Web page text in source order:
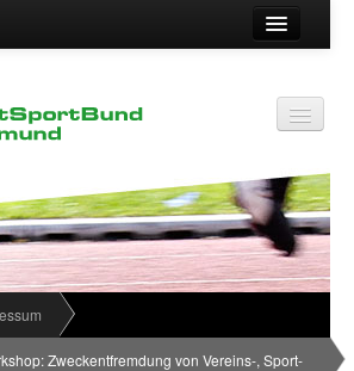
Vereinsservice
Vereinskennziffer
Passwort
Zweckentfremdung von Vereins-, Sport-